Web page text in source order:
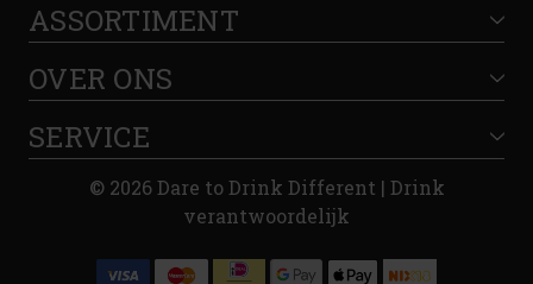
ASSORTIMENT
OVER ONS
SERVICE
© 2026 Dare to Drink Different | Drink
verantwoordelijk